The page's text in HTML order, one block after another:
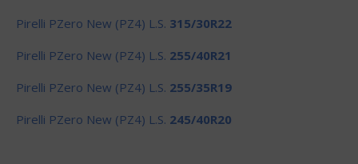
Pirelli PZero New (PZ4) L.S. 315/30R22
Pirelli PZero New (PZ4) L.S. 255/40R21
Pirelli PZero New (PZ4) L.S. 255/35R19
Pirelli PZero New (PZ4) L.S. 245/40R20